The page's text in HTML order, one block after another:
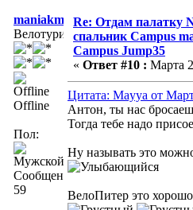
maniakmtb
Велотурист
Offline
Пол:
Сообщений:
59
Re: Отдам палатку
спальник Campus
Campus Jump35
« Ответ #10 : Марта
Цитата: Mayya от
Антон, ты нас
Тогда тебе надо
Ну называть это
ВелоПитер это